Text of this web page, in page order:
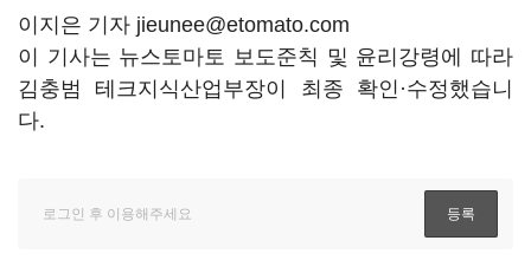
이지은 기자 jieunee@etomato.com
이 기사는 뉴스토마토 보도준칙 및 윤리강령에 따라
김충범 테크지식산업부장이 최종 확인·수정했습니
다.